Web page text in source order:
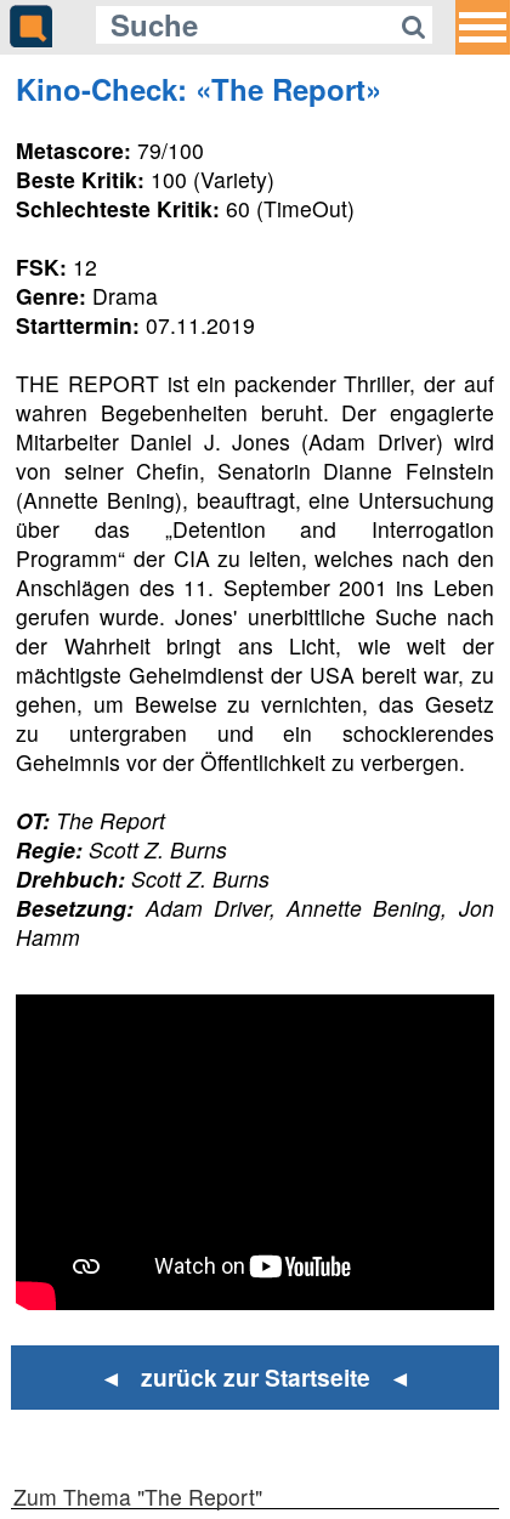
Kino-Check: «The Report»
Metascore: 79/100
Beste Kritik: 100 (Variety)
Schlechteste Kritik: 60 (TimeOut)
FSK: 12
Genre: Drama
Starttermin: 07.11.2019
THE REPORT ist ein packender Thriller, der auf
wahren Begebenheiten beruht. Der engagierte
Mitarbeiter Daniel J. Jones (Adam Driver) wird
von seiner Chefin, Senatorin Dianne Feinstein
(Annette Bening), beauftragt, eine Untersuchung
über das „Detention and Interrogation
Programm“ der CIA zu leiten, welches nach den
Anschlägen des 11. September 2001 ins Leben
gerufen wurde. Jones' unerbittliche Suche nach
der Wahrheit bringt ans Licht, wie weit der
mächtigste Geheimdienst der USA bereit war, zu
gehen, um Beweise zu vernichten, das Gesetz
zu untergraben und ein schockierendes
Geheimnis vor der Öffentlichkeit zu verbergen.
OT: The Report
Regie: Scott Z. Burns
Drehbuch: Scott Z. Burns
Besetzung: Adam Driver, Annette Bening, Jon
Hamm
◄ zurück zur Startseite ◄
Zum Thema "The Report"